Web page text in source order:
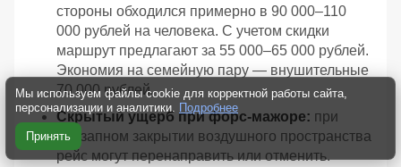
стороны обходился примерно в 90 000–110
000 рублей на человека. С учетом скидки
маршрут предлагают за 55 000–65 000 рублей.
Экономия на семейную пару — внушительные
70 000 рублей.
Скрытый ущерб при форс-мажоре: при
внезапном закрытии воздушного пространства
рейс могут перенаправить или отменить.
Мы используем файлы cookie для корректной работы сайта,
персонализации и аналитики. Подробнее
Принять